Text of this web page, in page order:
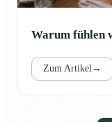
Warum fühlen
Zum Artikel →